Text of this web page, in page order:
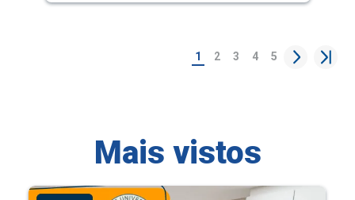
1 2 3 4 5
Mais vistos